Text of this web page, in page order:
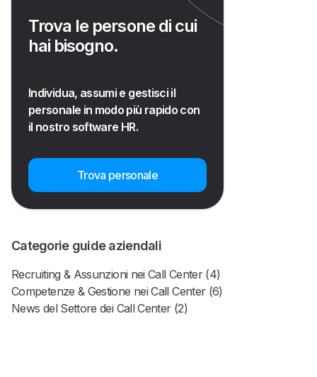
Trova le persone di cui
hai bisogno.
Individua, assumi e gestisci il
personale in modo più rapido con
il nostro software HR.
Trova personale
Categorie guide aziendali
Recruiting & Assunzioni nei Call Center (4)
Competenze & Gestione nei Call Center (6)
News del Settore dei Call Center (2)